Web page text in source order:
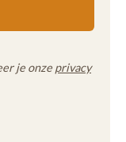
je onze privacy